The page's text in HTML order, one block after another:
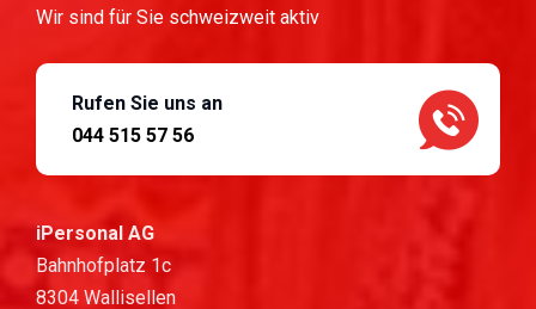
Wir sind für Sie schweizweit aktiv
Rufen Sie uns an
044 515 57 56
iPersonal AG
Bahnhofplatz 1c
8304 Wallisellen